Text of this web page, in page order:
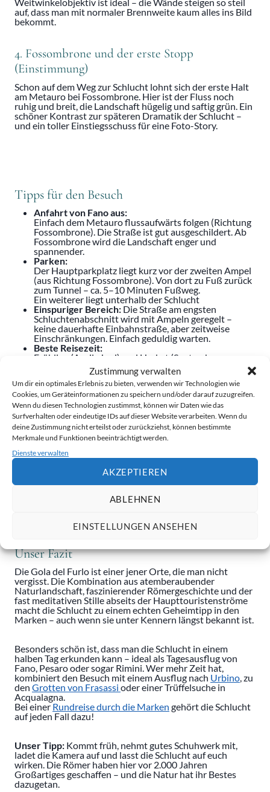
Zustimmung verwalten
Um dir ein optimales Erlebnis zu bieten, verwenden wir Technologien wie
Cookies, um Geräteinformationen zu speichern und/oder darauf zuzugreifen.
Wenn du diesen Technologien zustimmst, können wir Daten wie das
Surfverhalten oder eindeutige IDs auf dieser Website verarbeiten. Wenn du
deine Zustimmung nicht erteilst oder zurückziehst, können bestimmte
Merkmale und Funktionen beeinträchtigt werden.
Dienste verwalten
AKZEPTIEREN
ABLEHNEN
EINSTELLUNGEN ANSEHEN
auf, dass man mit normaler Brennweite kaum alles ins Bild
bekommt.
4. Fossombrone und der erste Stopp
(Einstimmung)
Schon auf dem Weg zur Schlucht lohnt sich der erste Halt
am Metauro bei Fossombrone. Hier ist der Fluss noch
ruhig und breit, die Landschaft hügelig und saftig grün. Ein
schöner Kontrast zur späteren Dramatik der Schlucht –
und ein toller Einstiegsschuss für eine Foto-Story.
Tipps für den Besuch
Anfahrt von Fano aus:
Einfach dem Metauro flussaufwärts folgen (Richtung
Fossombrone). Die Straße ist gut ausgeschildert. Ab
Fossombrone wird die Landschaft enger und
spannender.
Parken:
Der Hauptparkplatz liegt kurz vor der zweiten Ampel
(aus Richtung Fossombrone). Von dort zu Fuß zurück
zum Tunnel – ca. 5–10 Minuten Fußweg.
Ein weiterer liegt unterhalb der Schlucht
Einspuriger Bereich: Die Straße am engsten
Schluchtenabschnitt wird mit Ampeln geregelt –
keine dauerhafte Einbahnstraße, aber zeitweise
Einschränkungen. Einfach geduldig warten.
Beste Reisezeit:
Frühling (April–Juni) und Herbst (September–
Oktober). Im Sommer ist es voll und heiß, im Winter
können Nebel die Sicht einschränken.
Tunnel begehbar:
Den alten Römer-Tunnel unbedingt zu Fuß
durchqueren – Taschenlampe bzw. Handylampe
mitnehmen!
Verpflegung:
In Acqualagna und Fossombrone gibt es gute
Restaurants und Bars. Trüffelspezialitäten (die Region
um Acqualagna ist berühmt dafür) unbedingt
Die Schlucht ist frei zugänglich.
Kein Eintritt, kein Ticket. Parkgebühren können je
maps.me oder Google Offline) vorab herunterladen.
Unser Fazit
Die Gola del Furlo ist einer jener Orte, die man nicht
vergisst. Die Kombination aus atemberaubender
Naturlandschaft, faszinierender Römergeschichte und der
fast meditativen Stille abseits der Haupttouristenströme
macht die Schlucht zu einem echten Geheimtipp in den
Marken – auch wenn sie unter Kennern längst bekannt ist.
Besonders schön ist, dass man die Schlucht in einem
halben Tag erkunden kann – ideal als Tagesausflug von
Fano, Pesaro oder sogar Rimini. Wer mehr Zeit hat,
kombiniert den Besuch mit einem Ausflug nach Urbino, zu
den Grotten von Frasassi oder einer Trüffelsuche in
Acqualagna.
Bei einerRundreise durch die Marken gehört die Schlucht
auf jeden Fall dazu!
Unser Tipp: Kommt früh, nehmt gutes Schuhwerk mit,
ladet die Kamera auf und lasst die Schlucht auf euch
wirken. Die Römer haben hier vor 2.000 Jahren
Großartiges geschaffen – und die Natur hat ihr Bestes
dazugetan.